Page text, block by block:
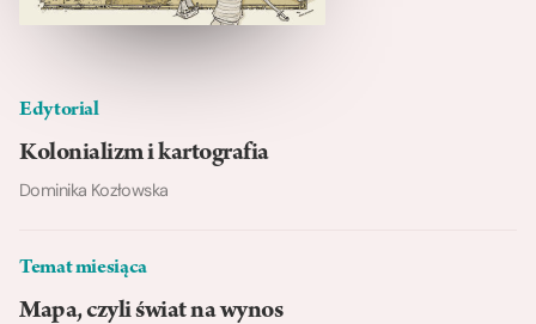
Edytorial
Kolonializm i kartografia
Dominika Kozłowska
Temat miesiąca
Mapa, czyli świat na wynos